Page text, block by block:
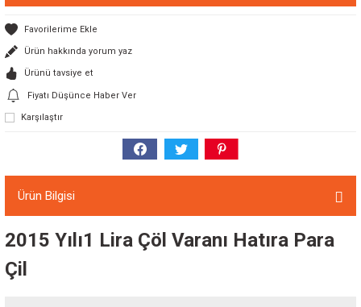
Ürün hakkında yorum yaz
Ürünü tavsiye et
Fiyatı Düşünce Haber Ver
Karşılaştır
Ürün Bilgisi
2015 Yılı1 Lira Çöl Varanı Hatıra Para
Çil